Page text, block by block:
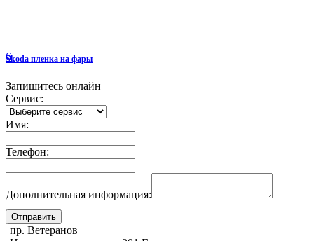
6
Skoda пленка на фары
Запишитесь онлайн
Сервис:
Имя:
Телефон:
Дополнительная информация:
пр. Ветеранов